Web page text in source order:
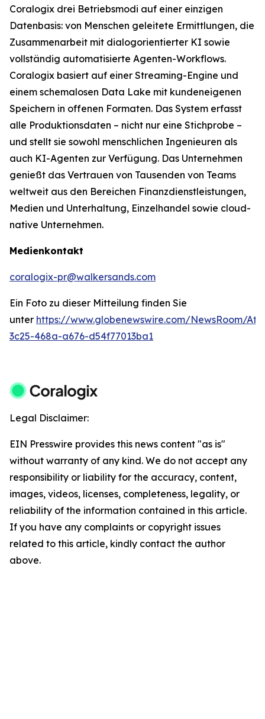
Coralogix drei Betriebsmodi auf einer einzigen
Datenbasis: von Menschen geleitete Ermittlungen, die
Zusammenarbeit mit dialogorientierter KI sowie
vollständig automatisierte Agenten-Workflows.
Coralogix basiert auf einer Streaming-Engine und
einem schemalosen Data Lake mit kundeneigenen
Speichern in offenen Formaten. Das System erfasst
alle Produktionsdaten – nicht nur eine Stichprobe –
und stellt sie sowohl menschlichen Ingenieuren als
auch KI-Agenten zur Verfügung. Das Unternehmen
genießt das Vertrauen von Tausenden von Teams
weltweit aus den Bereichen Finanzdienstleistungen,
Medien und Unterhaltung, Einzelhandel sowie cloud-
native Unternehmen.
Medienkontakt
coralogix-pr@walkersands.com
Ein Foto zu dieser Mitteilung finden Sie
unter https://www.globenewswire.com/NewsRoom/
3c25-468a-a676-d54f77013ba1
Legal Disclaimer:
EIN Presswire provides this news content "as is"
without warranty of any kind. We do not accept any
responsibility or liability for the accuracy, content,
images, videos, licenses, completeness, legality, or
reliability of the information contained in this article.
If you have any complaints or copyright issues
related to this article, kindly contact the author
above.